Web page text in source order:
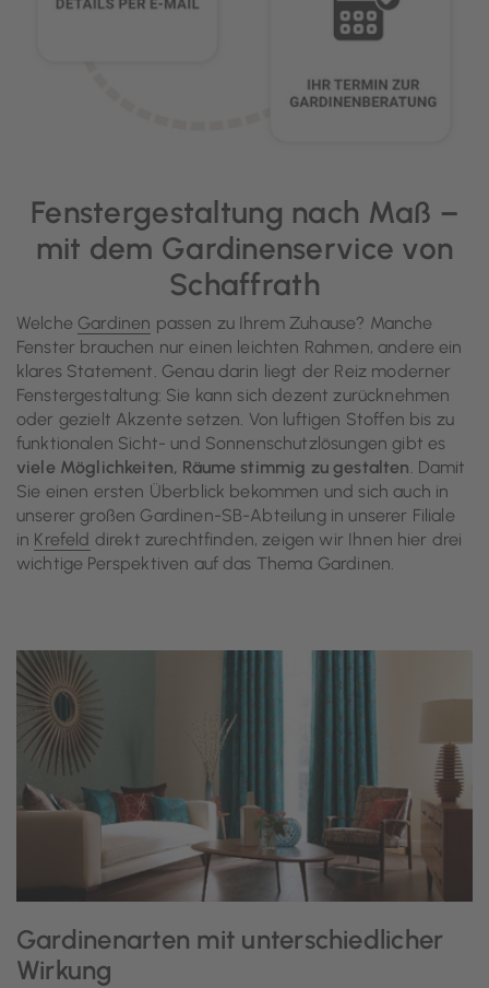
Fenstergestaltung nach Maß –
mit dem Gardinenservice von
Schaffrath
Welche Gardinen passen zu Ihrem Zuhause? Manche
Fenster brauchen nur einen leichten Rahmen, andere ein
klares Statement. Genau darin liegt der Reiz moderner
Fenstergestaltung: Sie kann sich dezent zurücknehmen
oder gezielt Akzente setzen. Von luftigen Stoffen bis zu
funktionalen Sicht- und Sonnenschutzlösungen gibt es
viele Möglichkeiten, Räume stimmig zu gestalten . Damit
Sie einen ersten Überblick bekommen und sich auch in
unserer großen Gardinen-SB-Abteilung in unserer Filiale
in Krefeld direkt zurechtfinden, zeigen wir Ihnen hier drei
wichtige Perspektiven auf das Thema Gardinen.
Gardinenarten mit unterschiedlicher
Wirkung